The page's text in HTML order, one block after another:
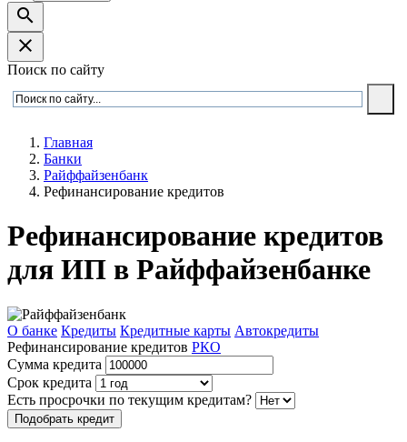
search
close
Поиск по сайту
Главная
Банки
Райффайзенбанк
Рефинансирование кредитов
Рефинансирование кредитов
для ИП в Райффайзенбанке
О банке Кредиты Кредитные карты Автокредиты
Рефинансирование кредитов РКО
Сумма кредита
Срок кредита
Есть просрочки по текущим кредитам?
Подобрать кредит